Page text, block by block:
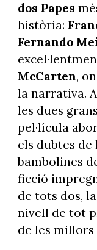
dos Papes
història:
Fernando
McCarten,
la narrativa.
les dues
pel·lícula
els dubtes
bambolines
ficció
de tots dos,
nivell de tot
de les